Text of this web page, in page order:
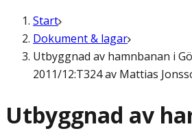
Start
Dokument & lagar
Utbyggnad av hamnbanan i
2011/12:T324 av Mattias
Utbyggnad av